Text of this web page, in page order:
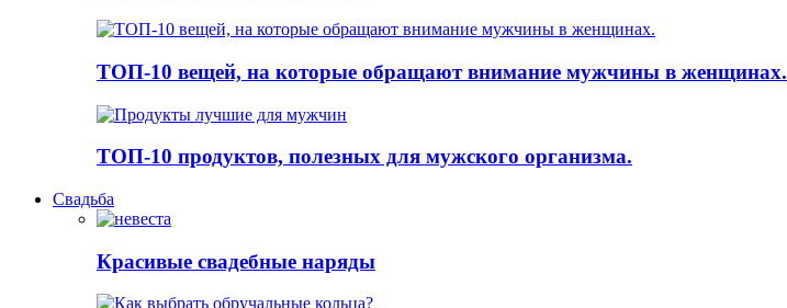
ТОП-10 вещей, на которые обращают внимание мужчины в женщинах.
ТОП-10 продуктов, полезных для мужского организма.
Свадьба
Красивые свадебные наряды